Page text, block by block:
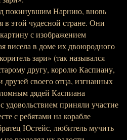
покинувшим Нарнию, вновь
в этой чудесной стране. Они
с изображением
висела в доме их двоюродного
зари» (так назывался
другу, королю Каспиану,
своего отца, изгнанных
дядей Каспиана
приняли участие
с ребятами на корабле
Юстейс, любитель мучить